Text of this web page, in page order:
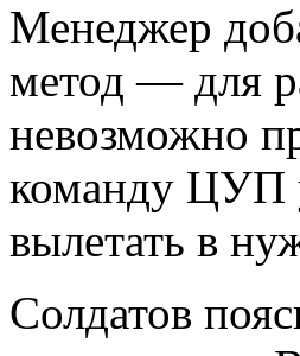
Менеджер
метод — для
невозможно
команду ЦУП
вылетать в
Солдатов